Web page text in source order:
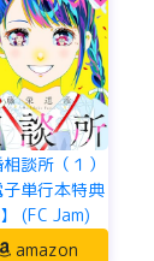
談所（１）
子単行本特典
(FC Jam)
amazon